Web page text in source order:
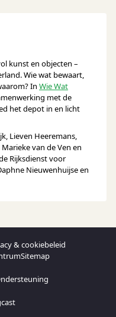
kunst en objecten –
Wie wat bewaart,
In Wie Wat
met de
het depot in en licht
Lieven Heeremans,
van de Ven en
Rijksdienst voor
Nieuwenhuijse en
& cookiebeleid
Sitemap